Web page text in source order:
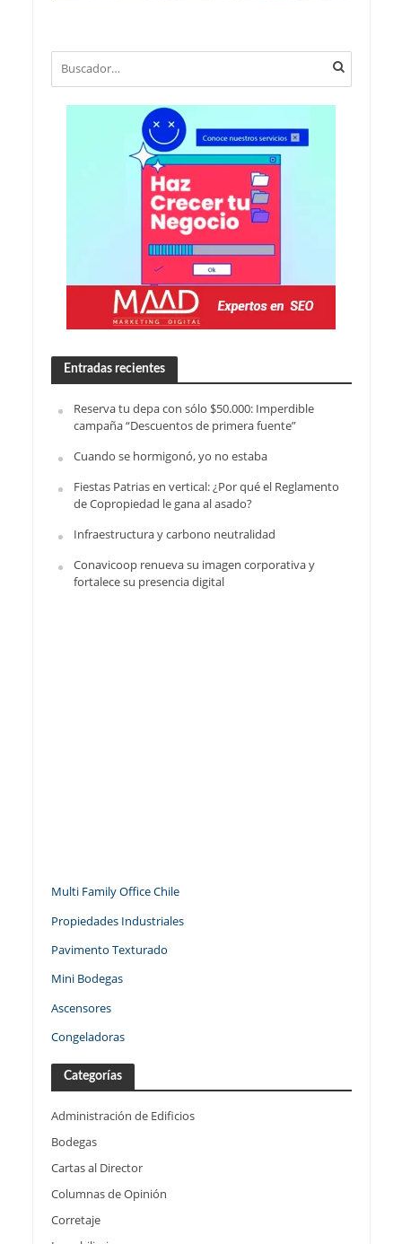
Entradas recientes
Reserva tu depa con sólo $50.000: Imperdible
campaña “Descuentos de primera fuente”
Cuando se hormigonó, yo no estaba
Fiestas Patrias en vertical: ¿Por qué el Reglamento
de Copropiedad le gana al asado?
Infraestructura y carbono neutralidad
Conavicoop renueva su imagen corporativa y
fortalece su presencia digital
Multi Family Office Chile
Propiedades Industriales
Pavimento Texturado
Mini Bodegas
Ascensores
Congeladoras
Categorías
Administración de Edificios
Bodegas
Cartas al Director
Columnas de Opinión
Corretaje